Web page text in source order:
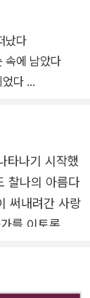
상 등을 수상했
났다
속에 남았다
었다
타나기 시작했
써내려간 사랑
게 어우러진
이번 시집은 마